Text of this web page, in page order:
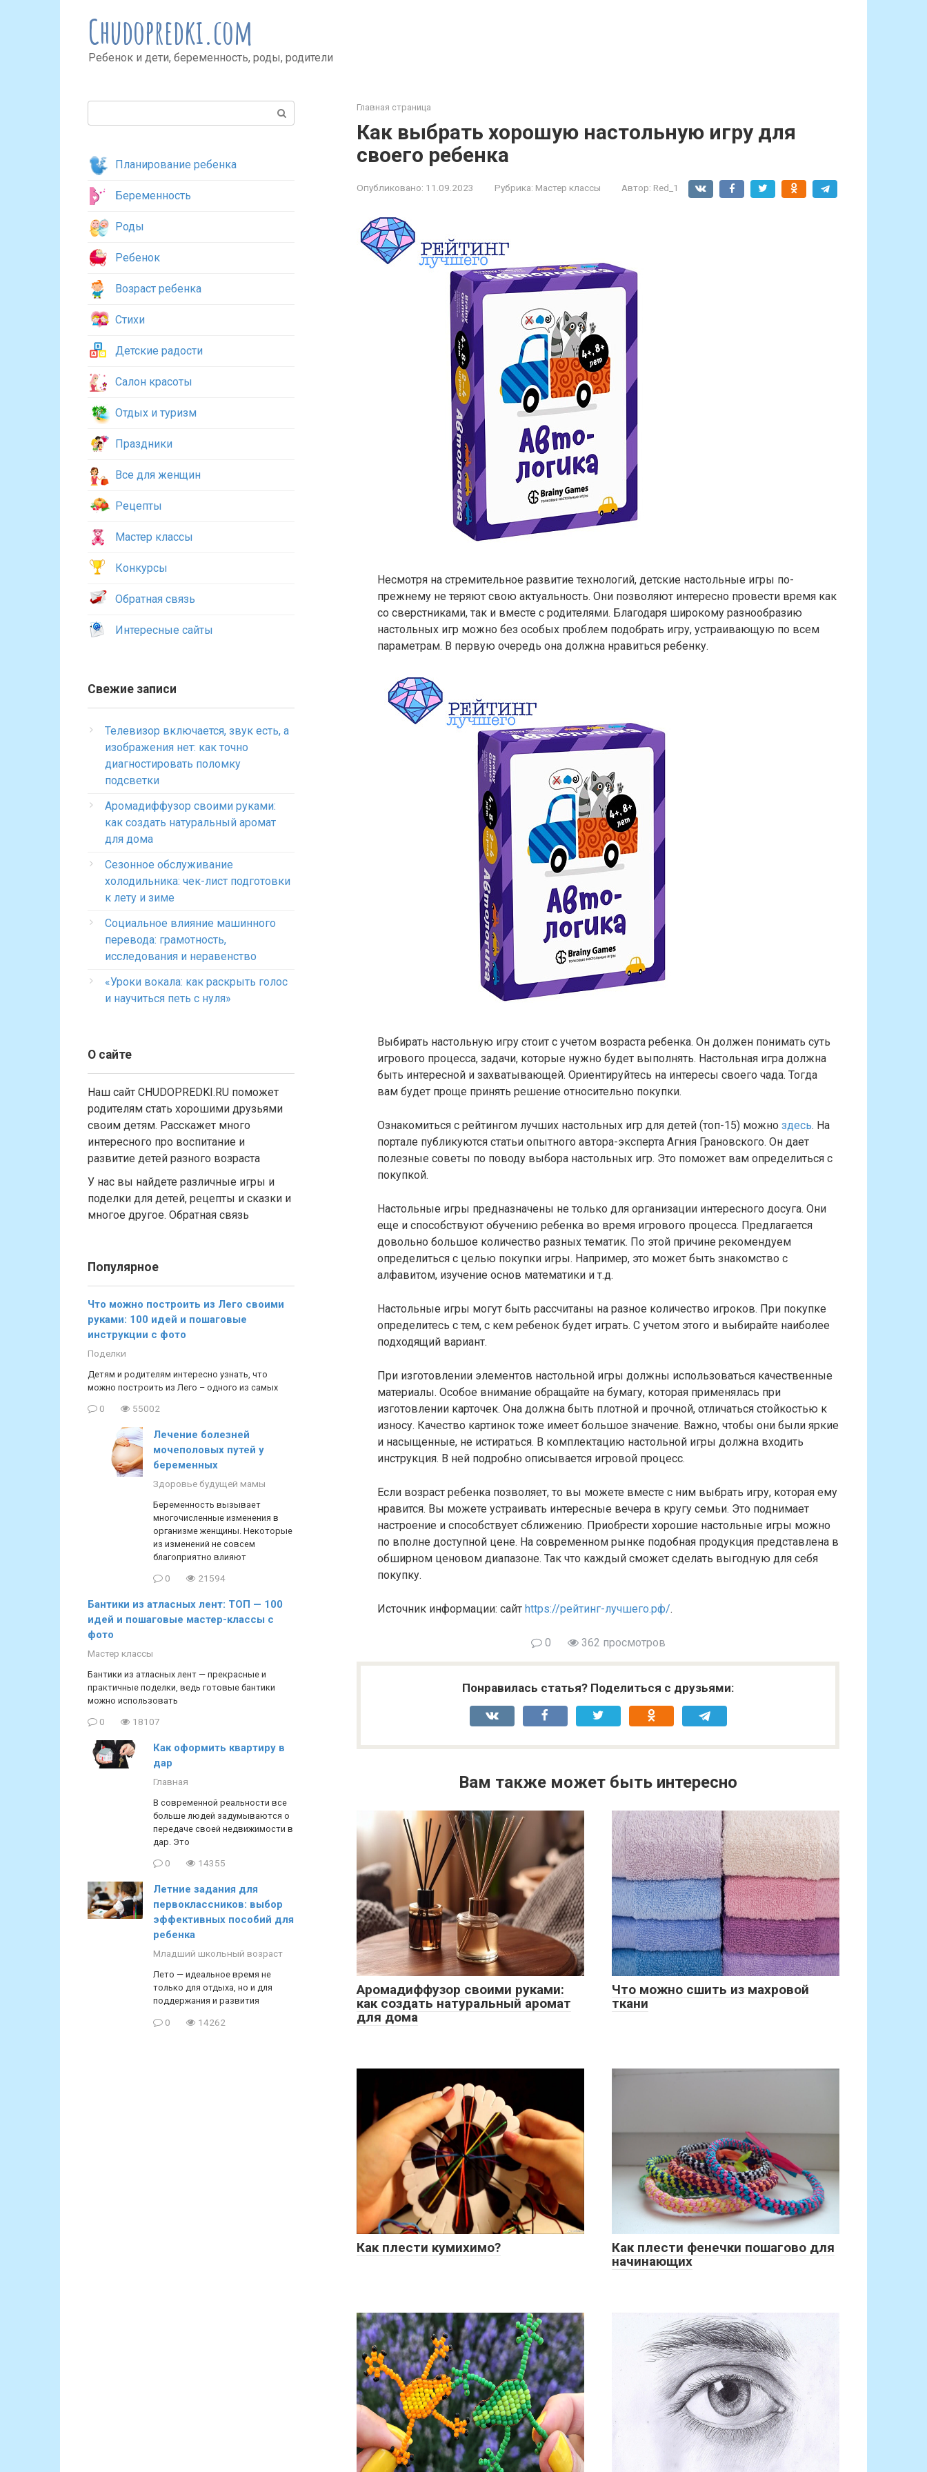
Chudopredki.com
Ребенок и дети, беременность, роды, родители
Главная страница
Как выбрать хорошую настольную игру для
своего ребенка
Опубликовано: 11.09.2023 Рубрика: Мастер классы Автор: Red_1
Несмотря на стремительное развитие технологий, детские настольные игры по-
прежнему не теряют свою актуальность. Они позволяют интересно провести время как
со сверстниками, так и вместе с родителями. Благодаря широкому разнообразию
настольных игр можно без особых проблем подобрать игру, устраивающую по всем
параметрам. В первую очередь она должна нравиться ребенку.
Выбирать настольную игру стоит с учетом возраста ребенка. Он должен понимать суть
игрового процесса, задачи, которые нужно будет выполнять. Настольная игра должна
быть интересной и захватывающей. Ориентируйтесь на интересы своего чада. Тогда
вам будет проще принять решение относительно покупки.
Ознакомиться с рейтингом лучших настольных игр для детей (топ-15) можно здесь. На
портале публикуются статьи опытного автора-эксперта Агния Грановского. Он дает
полезные советы по поводу выбора настольных игр. Это поможет вам определиться с
покупкой.
Настольные игры предназначены не только для организации интересного досуга. Они
еще и способствуют обучению ребенка во время игрового процесса. Предлагается
довольно большое количество разных тематик. По этой причине рекомендуем
определиться с целью покупки игры. Например, это может быть знакомство с
алфавитом, изучение основ математики и т.д.
Настольные игры могут быть рассчитаны на разное количество игроков. При покупке
определитесь с тем, с кем ребенок будет играть. С учетом этого и выбирайте наиболее
подходящий вариант.
При изготовлении элементов настольной игры должны использоваться качественные
материалы. Особое внимание обращайте на бумагу, которая применялась при
изготовлении карточек. Она должна быть плотной и прочной, отличаться стойкостью к
износу. Качество картинок тоже имеет большое значение. Важно, чтобы они были яркие
и насыщенные, не истираться. В комплектацию настольной игры должна входить
инструкция. В ней подробно описывается игровой процесс.
Если возраст ребенка позволяет, то вы можете вместе с ним выбрать игру, которая ему
нравится. Вы можете устраивать интересные вечера в кругу семьи. Это поднимает
настроение и способствует сближению. Приобрести хорошие настольные игры можно
по вполне доступной цене. На современном рынке подобная продукция представлена в
обширном ценовом диапазоне. Так что каждый сможет сделать выгодную для себя
покупку.
Источник информации: сайт https://рейтинг-лучшего.рф/.
0 362 просмотров
Понравилась статья? Поделиться с друзьями:
Вам также может быть интересно
Аромадиффузор своими руками:
как создать натуральный аромат
для дома
Что можно сшить из махровой
ткани
Как плести кумихимо?
Как плести фенечки пошагово для
начинающих
Планирование ребенка
Беременность
Роды
Ребенок
Возраст ребенка
Стихи
Детские радости
Салон красоты
Отдых и туризм
Праздники
Все для женщин
Рецепты
Мастер классы
Конкурсы
Обратная связь
Интересные сайты
Свежие записи
Телевизор включается, звук есть, а
изображения нет: как точно
диагностировать поломку
подсветки
Аромадиффузор своими руками:
как создать натуральный аромат
для дома
Сезонное обслуживание
холодильника: чек-лист подготовки
к лету и зиме
Социальное влияние машинного
перевода: грамотность,
исследования и неравенство
«Уроки вокала: как раскрыть голос
и научиться петь с нуля»
О сайте
Наш сайт CHUDOPREDKI.RU поможет
родителям стать хорошими друзьями
своим детям. Расскажет много
интересного про воспитание и
развитие детей разного возраста
У нас вы найдете различные игры и
поделки для детей, рецепты и сказки и
многое другое. Обратная связь
Популярное
Что можно построить из Лего своими
руками: 100 идей и пошаговые
инструкции с фото
Поделки
Детям и родителям интересно узнать, что
можно построить из Лего – одного из самых
0 55002
Лечение болезней
мочеполовых путей у
беременных
Здоровье будущей мамы
Беременность вызывает
многочисленные изменения в
организме женщины. Некоторые
из изменений не совсем
благоприятно влияют
0 21594
Бантики из атласных лент: ТОП — 100
идей и пошаговые мастер-классы с
фото
Мастер классы
Бантики из атласных лент — прекрасные и
практичные поделки, ведь готовые бантики
можно использовать
0 18107
Как оформить квартиру в
дар
Главная
В современной реальности все
больше людей задумываются о
передаче своей недвижимости в
дар. Это
0 14355
Летние задания для
первоклассников: выбор
эффективных пособий для
ребенка
Младший школьный возраст
Лето — идеальное время не
только для отдыха, но и для
поддержания и развития
0 14262